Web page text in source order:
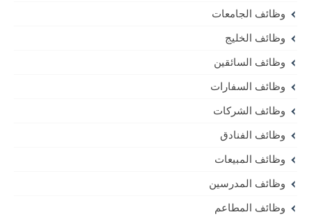
وظائف الجامعات
وظائف الخليج
وظائف السائقين
وظائف السفارات
وظائف الشركات
وظائف الفنادق
وظائف المبيعات
وظائف المدرسين
وظائف المطاعم